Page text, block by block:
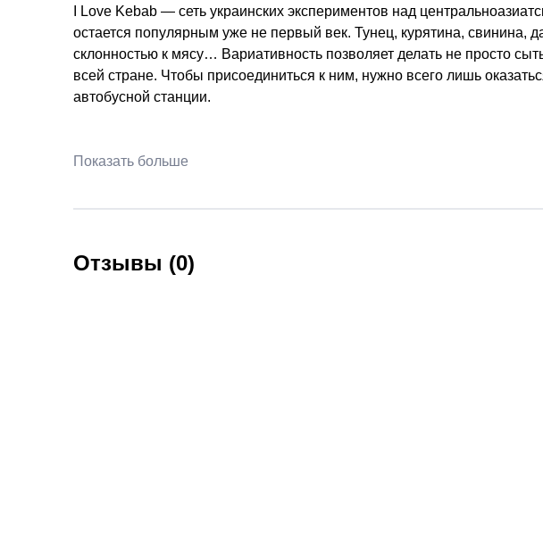
I Love Kebab — сеть украинских экспериментов над
остается популярным уже не первый век. Тунец, курятина, свинина,
склонностью к мясу… Вариативность позволяет делать не просто
всей стране. Чтобы присоединиться к ним, нужно всего лишь
автобусной станции.
Показать больше
Отзывы (0)